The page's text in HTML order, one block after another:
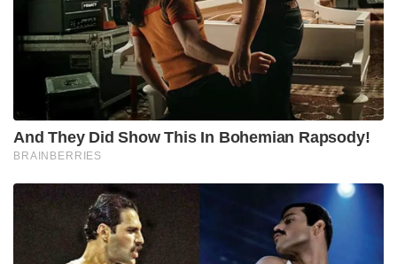
And They Did Show This In Bohemian Rapsody!
BRAINBERRIES